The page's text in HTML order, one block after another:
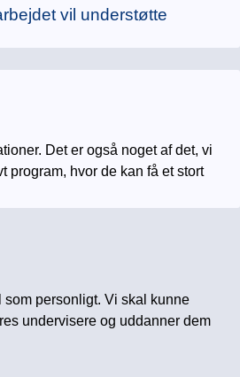
vil understøtte
Det er også noget af det, vi
program, hvor de kan få et stort
personligt. Vi skal kunne
undervisere og uddanner dem